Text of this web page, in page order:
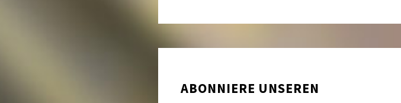
ABONNIERE UNSEREN